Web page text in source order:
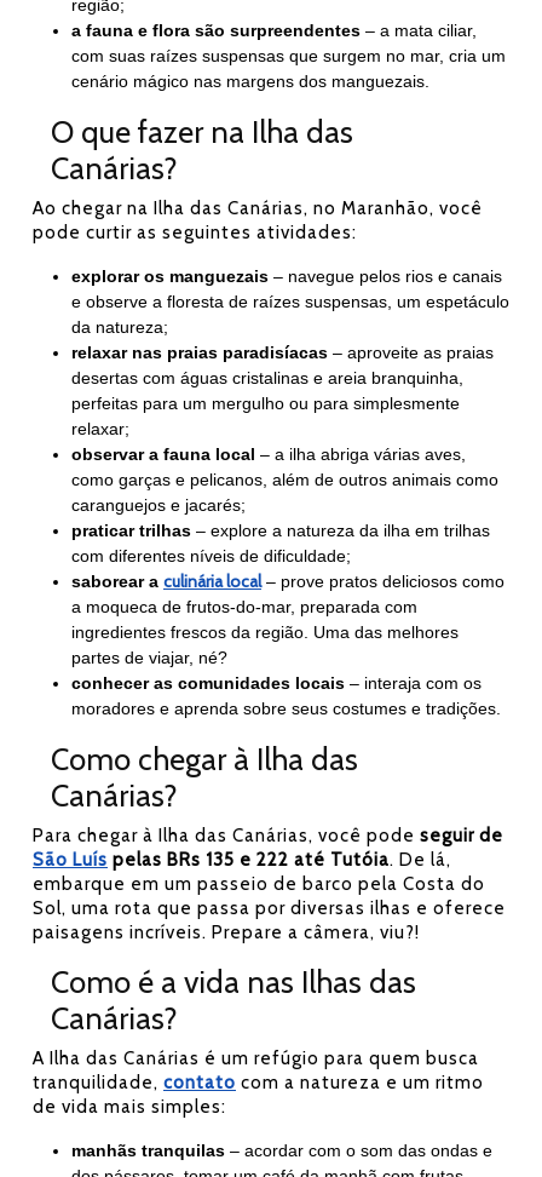
região;
a fauna e flora são surpreendentes – a mata ciliar,
com suas raízes suspensas que surgem no mar, cria um
cenário mágico nas margens dos manguezais.
O que fazer na Ilha das
Canárias?
Ao chegar na Ilha das Canárias, no Maranhão, você
pode curtir as seguintes atividades:
explorar os manguezais – navegue pelos rios e canais
e observe a floresta de raízes suspensas, um espetáculo
da natureza;
relaxar nas praias paradisíacas – aproveite as praias
desertas com águas cristalinas e areia branquinha,
perfeitas para um mergulho ou para simplesmente
relaxar;
observar a fauna local – a ilha abriga várias aves,
como garças e pelicanos, além de outros animais como
caranguejos e jacarés;
praticar trilhas – explore a natureza da ilha em trilhas
com diferentes níveis de dificuldade;
saborear a culinária local– prove pratos deliciosos como
a moqueca de frutos-do-mar, preparada com
ingredientes frescos da região. Uma das melhores
partes de viajar, né?
conhecer as comunidades locais – interaja com os
moradores e aprenda sobre seus costumes e tradições.
Como chegar à Ilha das
Canárias?
Para chegar à Ilha das Canárias, você pode seguir de
São Luís pelas BRs 135 e 222 até Tutóia. De lá,
embarque em um passeio de barco pela Costa do
Sol, uma rota que passa por diversas ilhas e oferece
paisagens incríveis. Prepare a câmera, viu?!
Como é a vida nas Ilhas das
Canárias?
A Ilha das Canárias é um refúgio para quem busca
tranquilidade, contato com a natureza e um ritmo
de vida mais simples:
manhãs tranquilas – acordar com o som das ondas e